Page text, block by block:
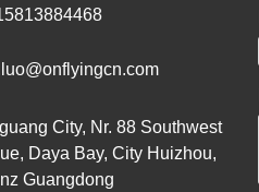
City, Nr. 88 Southwest
Daya Bay, City Huizhou,
Guangdong